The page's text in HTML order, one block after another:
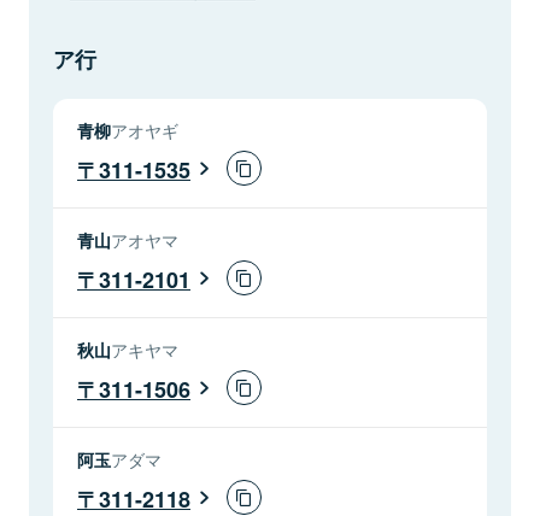
ア行
青柳アオヤギ
311-1535
青山アオヤマ
311-2101
秋山アキヤマ
311-1506
阿玉アダマ
311-2118